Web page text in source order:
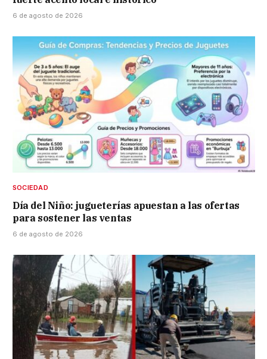
6 de agosto de 2026
SOCIEDAD
Día del Niño: jugueterías apuestan a las ofertas
para sostener las ventas
6 de agosto de 2026